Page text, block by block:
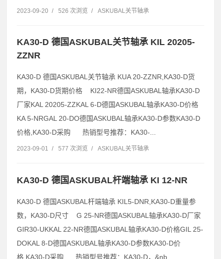
2023-09-20 / 526 次浏览 / ASKUBAL关节轴承
KA30-D 德国ASKUBAL关节轴承 KIL 20205-
ZZNR
KA30-D 德国ASKUBAL关节轴承 KUA 20-ZZNR,KA30-D货
期，KA30-D货期价格 KI22-NR德国ASKUBAL轴承KA30-D
厂家KAL 20205-ZZKAL 6-D德国ASKUBAL轴承KA30-D价格
KA 5-NRGAL 20-DO德国ASKUBAL轴承KA30-D参数KA30-D
价格,KA30-D采购 热销型号推荐：KA30-...
2023-09-01 / 577 次浏览 / ASKUBAL关节轴承
KA30-D 德国ASKUBAL杆端轴承 KI 12-NR
KA30-D 德国ASKUBAL杆端轴承 KIL5-DNR,KA30-D重量参
数，KA30-D尺寸 G 25-NR德国ASKUBAL轴承KA30-D厂家
GIR30-UKKAL 22-NR德国ASKUBAL轴承KA30-D价格GIL 25-
DOKAL 8-D德国ASKUBAL轴承KA30-D参数KA30-D价
格,KA30-D采购 热销型号推荐：KA30-D，&nb...